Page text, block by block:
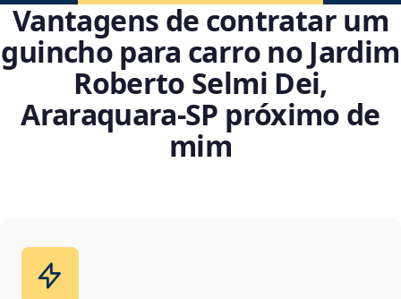
Vantagens de contratar um
guincho para carro no Jardim
Roberto Selmi Dei,
Araraquara‑SP próximo de
mim